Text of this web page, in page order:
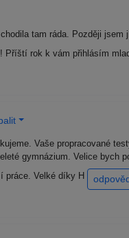
tam ráda. Později
Příští rok k vám přihlásím
Vaše propracované
gymnázium. Velice bych
práce. Velké díky H